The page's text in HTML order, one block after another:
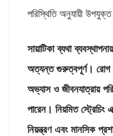
পরিস্থিতি অনুযায়ী উপযুক্ত
সায়াটিকা ব্যথা
অত্যন্ত গুরুত্বপূর্ণ। রোগ
অভ্যাস ও জীবনযাত্রায়
পারেন। নিয়মিত স্ট্রেচিং
নিয়ন্ত্রণ এবং মানসিক